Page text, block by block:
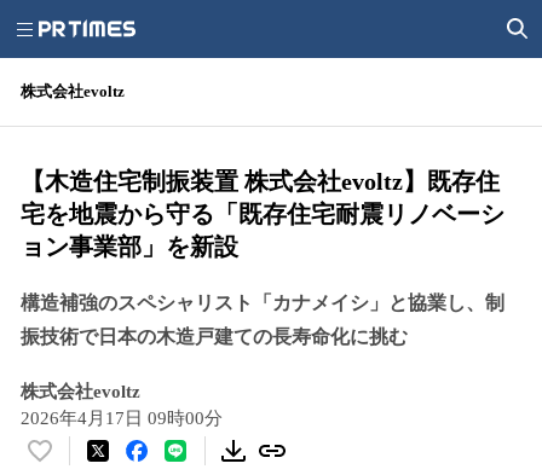
株式会社evoltz
【木造住宅制振装置 株式会社evoltz】既存住
宅を地震から守る「既存住宅耐震リノベーシ
ョン事業部」を新設
構造補強のスペシャリスト「カナメイシ」と協業し、制
振技術で日本の木造戸建ての長寿命化に挑む
株式会社evoltz
2026年4月17日 09時00分
い